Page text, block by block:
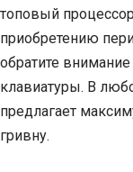
топовый
приобретению
обратите
клавиатуры. В
предлагает
гривну.